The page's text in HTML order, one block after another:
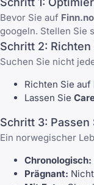
Bevor Sie auf Finn.no
googeln. Stellen Sie
Schritt 2:
Suchen Sie nicht
Richten Sie auf
Lassen Sie
Schritt 3:
Ein norwegischer
Chronologisch:
Prägnant: